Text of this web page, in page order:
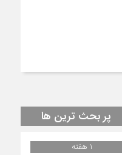
پر بحث ترین ها
1 هفته